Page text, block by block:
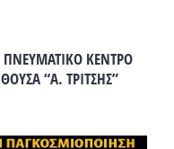
ΠΝΕΥΜΑΤΙΚΟ ΚΕΝΤΡΟ
“Α. ΤΡΙΤΣΗΣ”